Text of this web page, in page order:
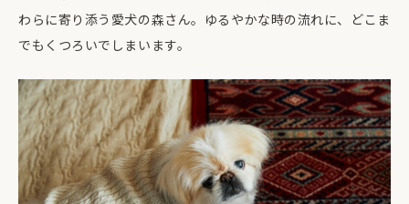
わらに寄り添う愛犬の森さん。ゆるやかな時の流れに、どこま
でもくつろいでしまいます。